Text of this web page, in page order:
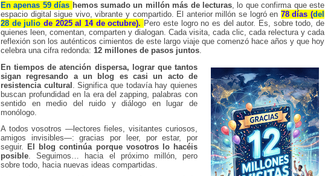
En apenas 59 días hemos sumado un millón más de lecturas, lo que confirma que este
espacio digital sigue vivo, vibrante y compartido. El anterior millón se logró en 78 días (del
28 de julio de 2025 al 14 de octubre). Pero este logro no es del autor. Es, sobre todo, de
quienes leen, comentan, comparten y dialogan. Cada visita, cada clic, cada relectura y cada
reflexión son los auténticos cimientos de este largo viaje que comenzó hace años y que hoy
celebra una cifra redonda: 12 millones de pasos juntos.
En tiempos de atención dispersa, lograr que tantos
sigan regresando a un blog es casi un acto de
resistencia cultural . Significa que todavía hay quienes
buscan profundidad en la era del zapping, palabras con
sentido en medio del ruido y diálogo en lugar de
monólogo.
A todos vosotros —lectores fieles, visitantes curiosos,
amigos invisibles—:gracias por leer, por estar, por
seguir. El blog continúa porque vosotros lo hacéis
posible.Seguimos… hacia el próximo millón, pero
sobre todo, hacia nuevas ideas compartidas.